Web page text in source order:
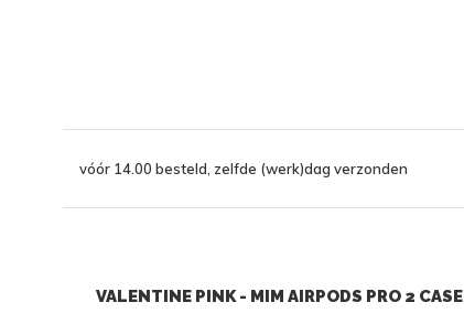
vóór 14.00 besteld, zelfde (werk)dag verzonden
VALENTINE PINK - MIM AIRPODS PRO 2 CASE